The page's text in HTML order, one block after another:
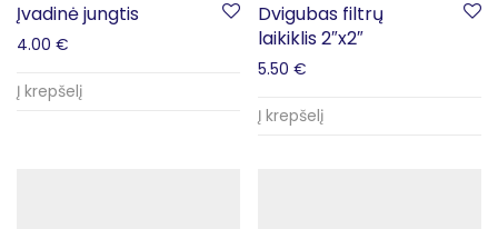
Įvadinė jungtis
4.00 €
Į krepšelį
Dvigubas filtrų
laikiklis 2″x2″
5.50 €
Į krepšelį